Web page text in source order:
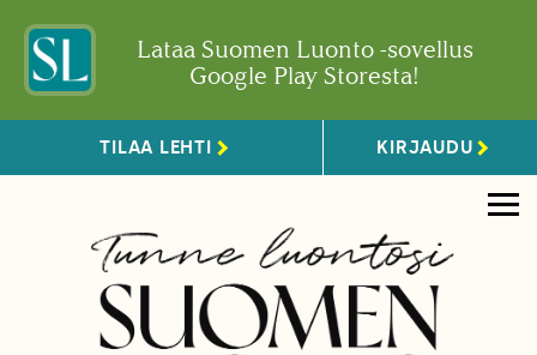
Lataa Suomen Luonto -sovellus
Google Play Storesta!
TILAA LEHTI KIRJAUDU